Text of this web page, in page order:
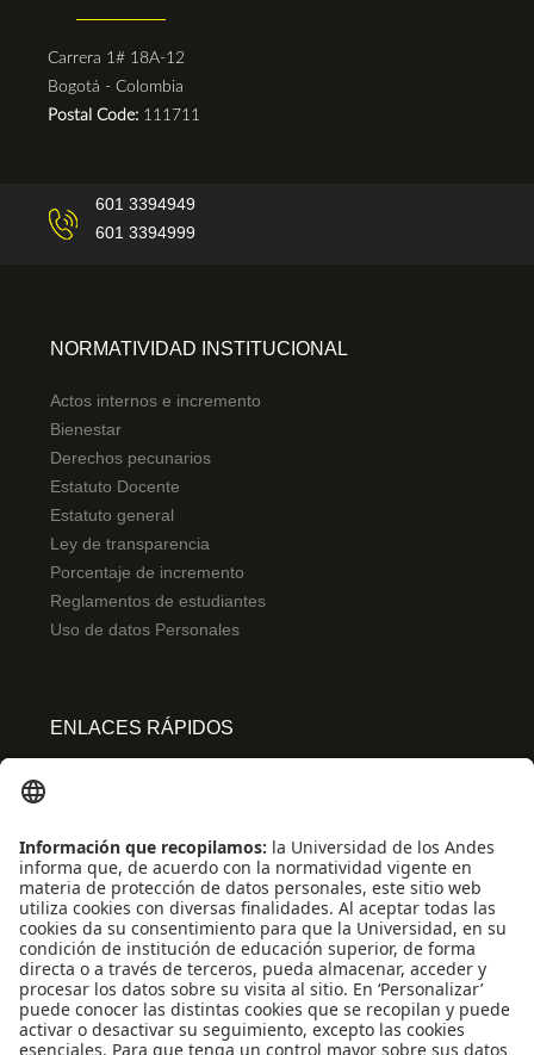
Carrera 1# 18A-12
Bogotá - Colombia
Postal Code: 111711
601 3394949
601 3394999
NORMATIVIDAD INSTITUCIONAL
Actos internos e incremento
Bienestar
Derechos pecunarios
Estatuto Docente
Estatuto general
Ley de transparencia
Porcentaje de incremento
Reglamentos de estudiantes
Uso de datos Personales
ENLACES RÁPIDOS
Convivencia y transparencia
Emergencias: Extensión 0000
Eventos destacados
Mapa del Sitio
Multimedia
Noticias
Preguntas frecuentes